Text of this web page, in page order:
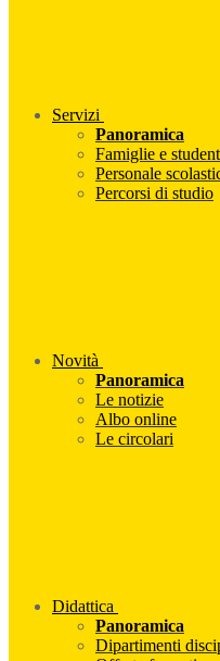
Servizi
Panoramica
Famiglie e
Personale
Percorsi di studio
Novità
Panoramica
Le notizie
Albo online
Le circolari
Didattica
Panoramica
Dipartimenti